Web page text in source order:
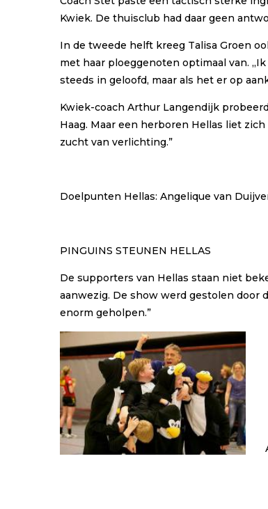
Kwiek. De thuisclub had daar geen
In de tweede helft kreeg Talisa Groen
met haar ploeggenoten optimaal van.
steeds in geloofd, maar als het er op
Kwiek-coach Arthur Langendijk
Haag. Maar een herboren Hellas liet
zucht van verlichting.”
Doelpunten Hellas: Angelique van
PINGUINS STEUNEN HELLAS
De supporters van Hellas staan niet
aanwezig. De show werd gestolen door
enorm geholpen.”